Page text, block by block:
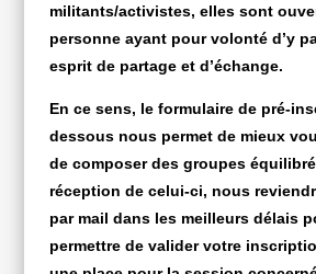
militants/activistes, elles sont
personne ayant pour volonté d’y
esprit de partage et d’échange.
En ce sens, le formulaire de pré-
dessous nous permet de mieux
de composer des groupes
réception de celui-ci, nous
par mail dans les meilleurs délais
permettre de valider votre